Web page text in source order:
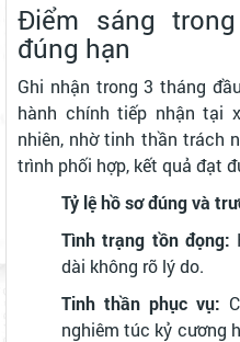
Điểm sáng
đúng hạn
Ghi nhận trong 3 tháng
hành chính tiếp nhận tại
nhiên, nhờ tinh thần trách
trình phối hợp, kết quả đạt
Tỷ lệ hồ sơ đúng và
Tình trạng tồn đọng:
dài không rõ lý do.
Tinh thần phục vụ:
nghiêm túc kỷ cương